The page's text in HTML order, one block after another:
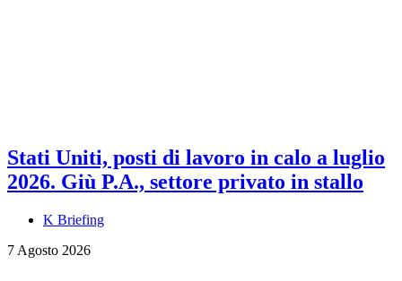
Stati Uniti, posti di lavoro in calo a luglio
2026. Giù P.A., settore privato in stallo
K Briefing
7 Agosto 2026